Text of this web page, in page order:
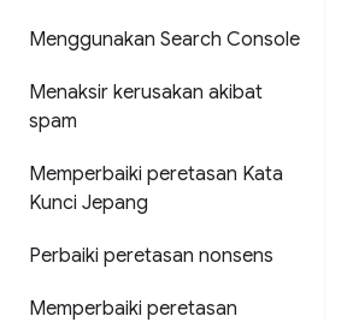
Menggunakan Search Console
Menaksir kerusakan akibat
spam
Memperbaiki peretasan Kata
Kunci Jepang
Perbaiki peretasan nonsens
Memperbaiki peretasan